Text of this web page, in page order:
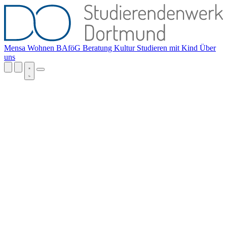
Mensa Wohnen BAföG Beratung Kultur Studieren mit Kind Über
uns